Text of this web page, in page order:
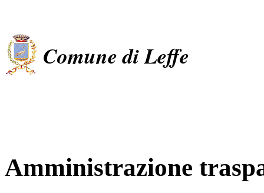
Comune di Leffe
Amministrazione